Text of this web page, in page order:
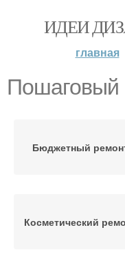
ИДЕИ
главная
Пошаговый
Бюджетный
Косметический